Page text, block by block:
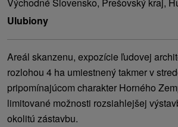
Ulubiony
Areál skanzenu, expozície ľudovej
rozlohou 4 ha umiestnený takmer v
pripomínajúcom charakter Horného
limitované možnosti rozsiahlejšej
okolitú zástavbu.